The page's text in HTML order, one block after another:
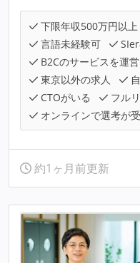
下限年収500万円以上
言語未経験可
B2Cのサービスを運営
東京以外の求人
CTOがいる
フル
オンラインで選考が
約1ヶ月前更新